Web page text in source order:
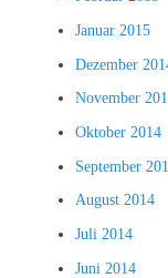
Januar 2015
Dezember
November
Oktober 2014
September
August 2014
Juli 2014
Juni 2014